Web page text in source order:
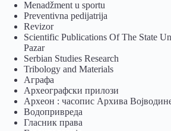
Menadžment u sportu
Preventivna pedijatrija
Revizor
Scientific Publications Of The State
Pazar
Serbian Studies Research
Tribology and Materials
Аграфа
Археографски прилози
Археон : часопис Архива
Водопривреда
Гласник права